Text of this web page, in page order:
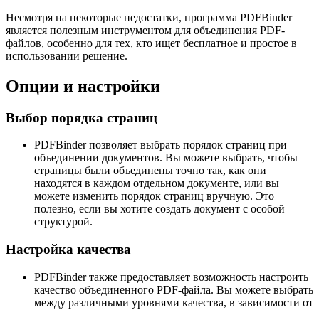
Несмотря на некоторые недостатки, программа PDFBinder
является полезным инструментом для объединения PDF-
файлов, особенно для тех, кто ищет бесплатное и простое в
использовании решение.
Опции и настройки
Выбор порядка страниц
PDFBinder позволяет выбрать порядок страниц при
объединении документов. Вы можете выбрать, чтобы
страницы были объединены точно так, как они
находятся в каждом отдельном документе, или вы
можете изменить порядок страниц вручную. Это
полезно, если вы хотите создать документ с особой
структурой.
Настройка качества
PDFBinder также предоставляет возможность настроить
качество объединенного PDF-файла. Вы можете выбрать
между различными уровнями качества, в зависимости от